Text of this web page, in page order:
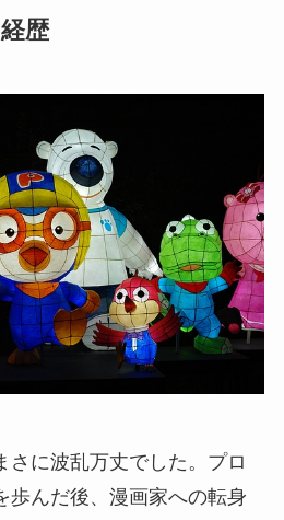
歴
さに波乱万丈でした。プロ
歩んだ後、漫画家への転身